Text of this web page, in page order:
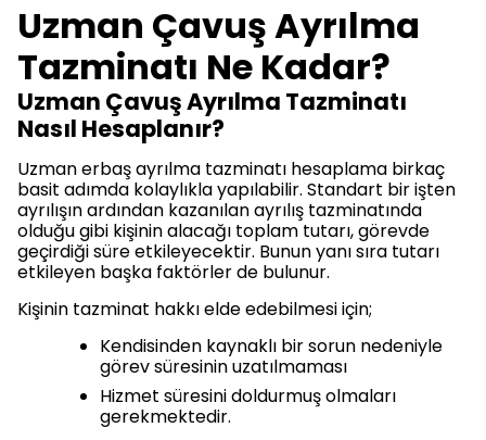
Uzman Çavuş Ayrılma
Tazminatı Ne Kadar?
Uzman Çavuş Ayrılma Tazminatı
Nasıl Hesaplanır?
Uzman erbaş ayrılma tazminatı hesaplama birkaç
basit adımda kolaylıkla yapılabilir. Standart bir işten
ayrılışın ardından kazanılan ayrılış tazminatında
olduğu gibi kişinin alacağı toplam tutarı, görevde
geçirdiği süre etkileyecektir. Bunun yanı sıra tutarı
etkileyen başka faktörler de bulunur.
Kişinin tazminat hakkı elde edebilmesi için;
Kendisinden kaynaklı bir sorun nedeniyle
görev süresinin uzatılmaması
Hizmet süresini doldurmuş olmaları
gerekmektedir.